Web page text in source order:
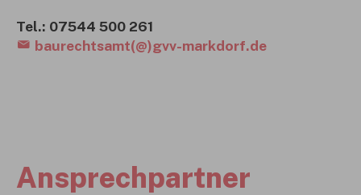
Tel.: 07544 500 261
baurechtsamt(@)gvv-markdorf.de
Ansprechpartner